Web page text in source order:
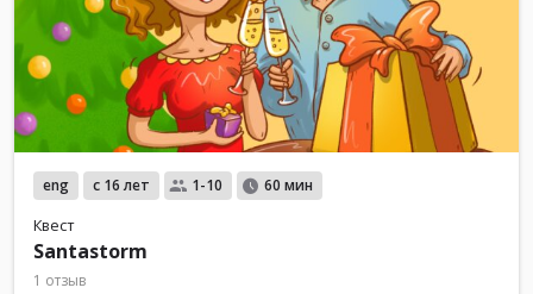
eng с 16 лет 1-10 60 мин
Квест
Santastorm
1 отзыв